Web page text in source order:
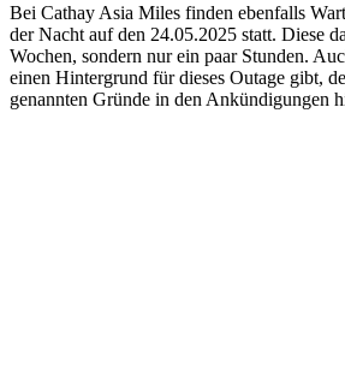
Bei Cathay Asia Miles finden ebenfalls
der Nacht auf den 24.05.2025 statt. Diese
Wochen, sondern nur ein paar Stunden.
einen Hintergrund für dieses Outage gibt,
genannten Gründe in den Ankündigungen